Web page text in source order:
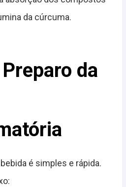
da cúrcuma.
da
é simples e rápida.